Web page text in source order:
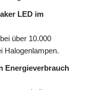
LED im
über 10.000
Halogenlampen.
Energieverbrauch